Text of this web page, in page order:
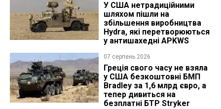
У США нетрадиційними
шляхом пішли на
збільшення виробництва
Hydra, які перетворюються
у антишахедні APKWS
07 серпень 2026
Греція свого часу не взяла
у США безкоштовні БМП
Bradley за 1,6 млрд євро, а
тепер дивиться на
безплатні БТР Stryker